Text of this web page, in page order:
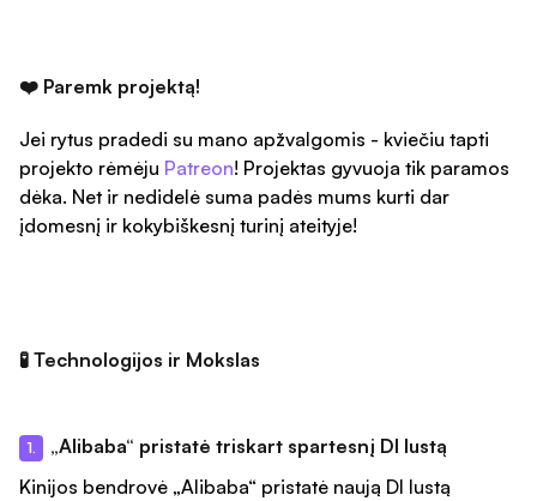
❤️ Paremk projektą!
Jei rytus pradedi su mano apžvalgomis - kviečiu tapti
projekto rėmėju Patreon! Projektas gyvuoja tik paramos
dėka. Net ir nedidelė suma padės mums kurti dar
įdomesnį ir kokybiškesnį turinį ateityje!
🧪 Technologijos ir Mokslas
1.
„Alibaba“ pristatė triskart spartesnį DI lustą
Kinijos bendrovė „Alibaba“ pristatė naują DI lustą